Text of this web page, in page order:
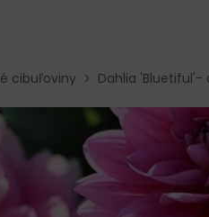
cibuľoviny Dahlia 'Bluetiful'-